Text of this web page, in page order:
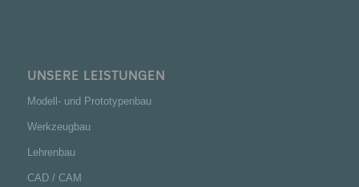
UNSERE LEISTUNGEN
Modell- und Prototypenbau
Werkzeugbau
Lehrenbau
CAD / CAM